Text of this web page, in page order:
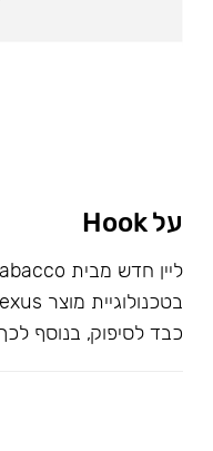
על Hook
כבד לסיפוק, בנוסף